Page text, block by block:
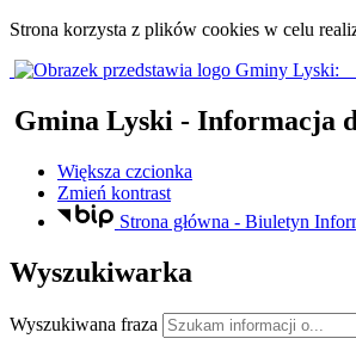
Strona korzysta z plików cookies w celu
Gmina Lyski - Informacja
Większa czcionka
Zmień kontrast
Strona główna - Biuletyn
Wyszukiwarka
Wyszukiwana fraza